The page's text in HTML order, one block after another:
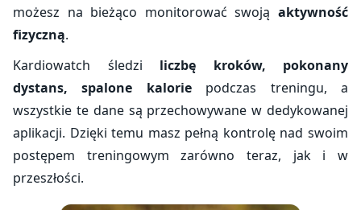
możesz na bieżąco monitorować swoją aktywność
fizyczną.
Kardiowatch śledzi liczbę kroków, pokonany
dystans, spalone kaloriepodczas treningu, a
wszystkie te dane są przechowywane w dedykowanej
aplikacji. Dzięki temu masz pełną kontrolę nad swoim
postępem treningowym zarówno teraz, jak i w
przeszłości.